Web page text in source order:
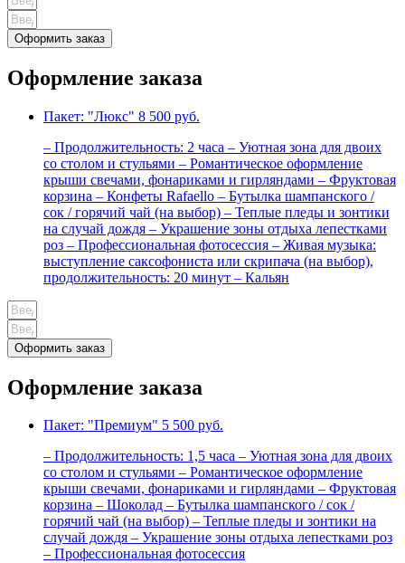
Оформить заказ
Оформление заказа
Пакет: "Люкс" 8 500 руб.
– Продолжительность: 2 часа – Уютная зона для двоих
со столом и стульями – Романтическое оформление
крыши свечами, фонариками и гирляндами – Фруктовая
корзина – Конфеты Rafaello – Бутылка шампанского /
сок / горячий чай (на выбор) – Теплые пледы и зонтики
на случай дождя – Украшение зоны отдыха лепестками
роз – Профессиональная фотосессия – Живая музыка:
выступление саксофониста или скрипача (на выбор),
продолжительность: 20 минут – Кальян
Оформить заказ
Оформление заказа
Пакет: "Премиум" 5 500 руб.
– Продолжительность: 1,5 часа – Уютная зона для двоих
со столом и стульями – Романтическое оформление
крыши свечами, фонариками и гирляндами – Фруктовая
корзина – Шоколад – Бутылка шампанского / сок /
горячий чай (на выбор) – Теплые пледы и зонтики на
случай дождя – Украшение зоны отдыха лепестками роз
– Профессиональная фотосессия